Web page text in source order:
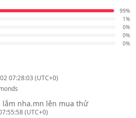
99%
1%
0%
0%
0%
07:28:03 (UTC+0)
nha.mn lên mua thử
(UTC+0)